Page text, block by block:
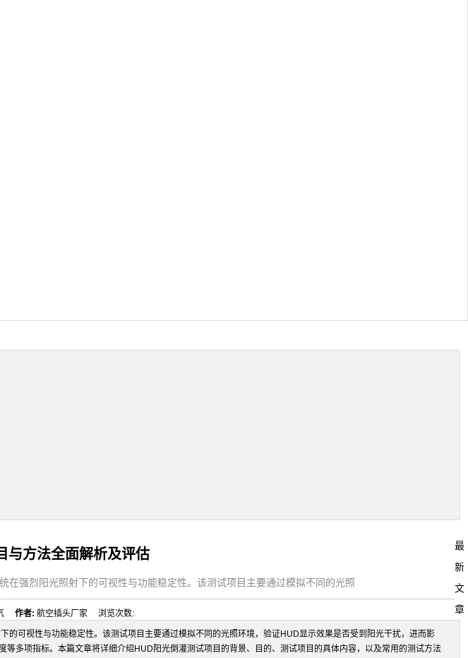
与方法全面解析及评估
强烈阳光照射下的可视性与功能稳定性。该测试项目主要通过模拟不同的光照
气作者: 航空插头厂家 浏览次数:
可视性与功能稳定性。该测试项目主要通过模拟不同的光照环境，验证HUD显示效果是否受到阳光干扰，进而影
多项指标。本篇文章将详细介绍HUD阳光倒灌测试项目的背景、目的、测试项目的具体内容，以及常用的测试方法
最
新
文
章